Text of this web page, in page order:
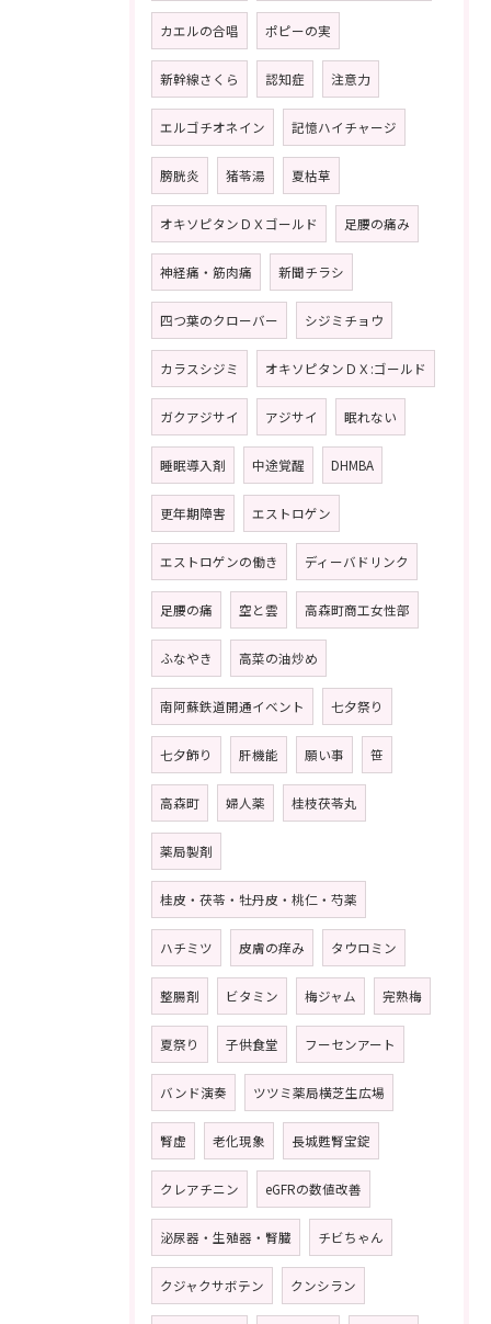
カエルの合唱 ポピーの実
新幹線さくら 認知症 注意力
エルゴチオネイン 記憶ハイチャージ
膀胱炎 猪苓湯 夏枯草
オキソピタンＤＸゴールド 足腰の痛み
神経痛・筋肉痛 新聞チラシ
四つ葉のクローバー シジミチョウ
カラスシジミ オキソピタンＤＸ:ゴールド
ガクアジサイ アジサイ 眠れない
睡眠導入剤 中途覚醒 DHMBA
更年期障害 エストロゲン
エストロゲンの働き ディーバドリンク
足腰の痛 空と雲 高森町商工女性部
ふなやき 高菜の油炒め
南阿蘇鉄道開通イベント 七夕祭り
七夕飾り 肝機能 願い事 笹
高森町 婦人薬 桂枝茯苓丸
薬局製剤
桂皮・茯苓・牡丹皮・桃仁・芍薬
ハチミツ 皮膚の痒み タウロミン
整腸剤 ビタミン 梅ジャム 完熟梅
夏祭り 子供食堂 フーセンアート
バンド演奏 ツツミ薬局横芝生広場
腎虚 老化現象 長城甦腎宝錠
クレアチニン eGFRの数値改善
泌尿器・生殖器・腎臓 チビちゃん
クジャクサボテン クンシラン